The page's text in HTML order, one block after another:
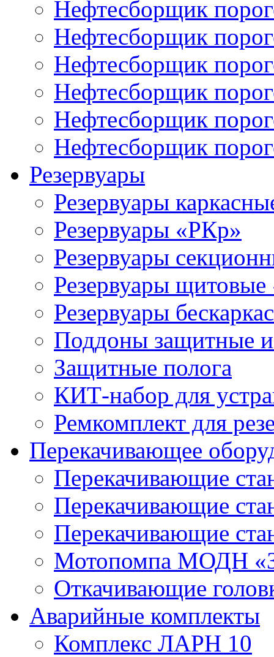
Нефтесборщик
Нефтесборщик
Нефтесборщик
Нефтесборщик
Нефтесборщик
Нефтесборщик
Резервуары
Резервуары
Резервуары «РКр»
Резервуары
Резервуары
Резервуары
Поддоны защитные
Защитные полога
КИТ-набор для
Ремкомплект для
Перекачивающее
Перекачивающие
Перекачивающие
Перекачивающие
Мотопомпа МОДН
Откачивающие
Аварийные комплекты
Комплекс ЛАРН 10